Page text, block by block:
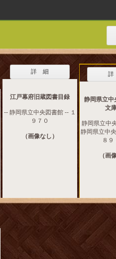
詳 細
江戸幕府旧蔵図書目録
-- 静岡県立中央図書館 -- １
９７０
（画像なし）
静岡県立中
文
静岡県立中
静岡県立中
８９
（画